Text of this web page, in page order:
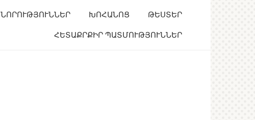
ՆՈՐՈՒԹՅՈՒՆՆԵՐ ԽՈՀԱՆՈՑ ԹԵՍՏԵՐ
ՀԵՏԱՔՐՔԻՐ ՊԱՏՄՈՒԹՅՈՒՆՆԵՐ